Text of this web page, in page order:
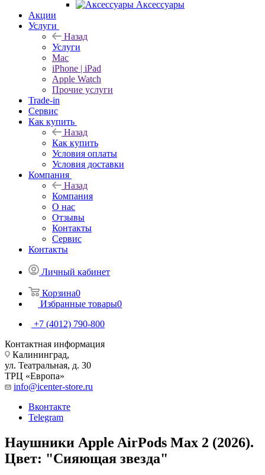
Аксессуары
Акции
Услуги
Назад
Услуги
Mac
iPhone | iPad
Apple Watch
Прочие услуги
Trade-in
Сервис
Как купить
Назад
Как купить
Условия оплаты
Условия доставки
Компания
Назад
Компания
О нас
Отзывы
Контакты
Сервис
Контакты
Личный кабинет
Корзина0
Избранные товары0
+7 (4012) 790-800
Контактная информация
Калининград,
ул. Театральная, д. 30
ТРЦ «Европа»
info@icenter-store.ru
Вконтакте
Telegram
Наушники Apple AirPods Max 2 (2026).
Цвет: "Сияющая звезда"